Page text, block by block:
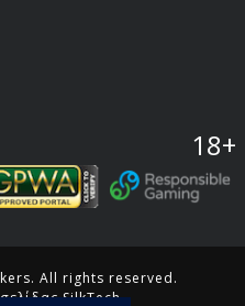
18+
All rights reserved.
SilkTech